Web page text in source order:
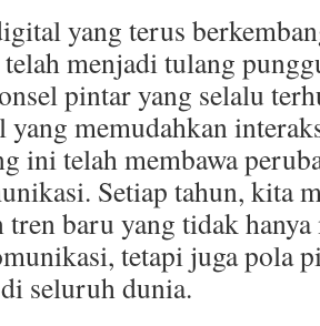
yang terus
menjadi tulang
pintar yang selalu
yang memudahkan
ini telah membawa
Setiap tahun, kita
tren baru yang tidak
tetapi juga pola
seluruh dunia.